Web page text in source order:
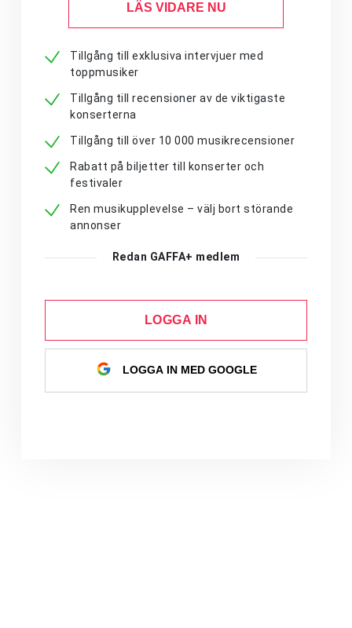
LÄS VIDARE NU
Tillgång till exklusiva intervjuer med
toppmusiker
Tillgång till recensioner av de viktigaste
konserterna
Tillgång till över 10 000 musikrecensioner
Rabatt på biljetter till konserter och
festivaler
Ren musikupplevelse – välj bort störande
annonser
Redan GAFFA+ medlem
LOGGA IN
LOGGA IN MED GOOGLE